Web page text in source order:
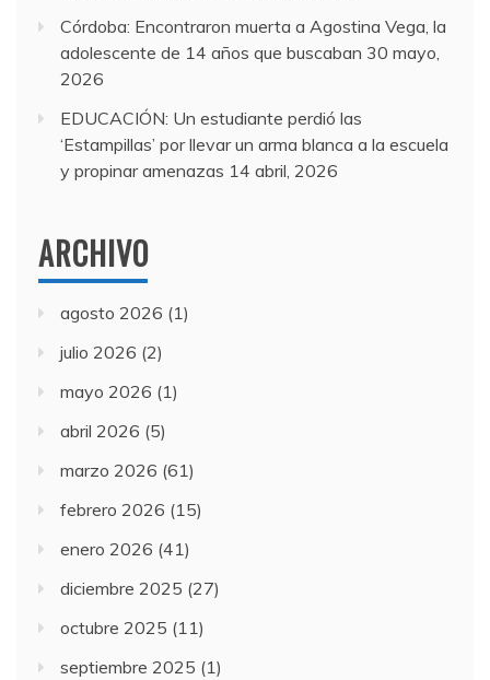
Córdoba: Encontraron muerta a Agostina Vega, la
adolescente de 14 años que buscaban 30 mayo,
2026
EDUCACIÓN: Un estudiante perdió las
‘Estampillas’ por llevar un arma blanca a la escuela
y propinar amenazas 14 abril, 2026
ARCHIVO
agosto 2026 (1)
julio 2026 (2)
mayo 2026 (1)
abril 2026 (5)
marzo 2026 (61)
febrero 2026 (15)
enero 2026 (41)
diciembre 2025 (27)
octubre 2025 (11)
septiembre 2025 (1)